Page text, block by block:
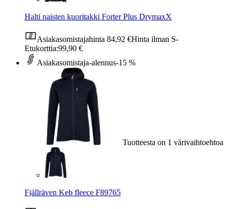
Halti naisten kuoritakki Forter Plus DrymaxX
Asiakasomistajahinta 84,92 €Hinta ilman S-
Etukorttia:99,90 €
Asiakasomistaja-alennus-15 %
Tuotteesta on 1 värivaihtoehtoa
Fjällräven Keb fleece F89765